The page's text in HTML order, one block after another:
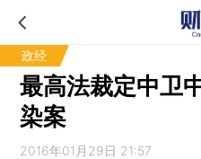
政经
最高法裁定中卫
染案
2016年01月29日 21:57